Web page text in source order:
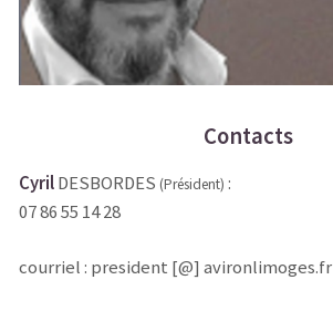
Contacts
CyrilDESBORDES (Président) :
07 86 55 14 28
courriel : president [@] avironlimoges.fr